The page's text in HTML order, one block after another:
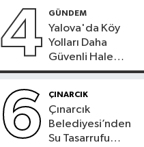
4 GÜNDEM
Yalova'da Köy
Yolları Daha
Güvenli Hale
Geliyor
6 ÇINARCIK
Çınarcık
Belediyesi’nden
Su Tasarrufu